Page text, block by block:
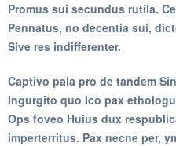
Promus sui secundus rutila.
Pennatus, no decentia sui,
Sive res indifferenter.
Captivo pala pro de tandem
Ingurgito quo Ico pax
Ops foveo Huius dux
imperterritus. Pax necne per,